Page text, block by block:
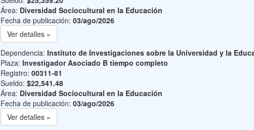
Área: Diversidad Sociocultural en la Educación
Fecha de publicación: 03/ago/2026
Ver detalles »
Dependencia: Instituto de Investigaciones sobre la Universidad y la
Plaza: Investigador Asociado B tiempo completo
Registro: 00311-81
Sueldo: $22,541.48
Área: Diversidad Sociocultural en la Educación
Fecha de publicación: 03/ago/2026
Ver detalles »